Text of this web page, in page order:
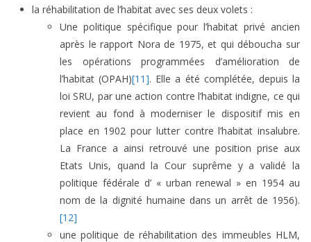
la réhabilitation de l’habitat avec ses deux volets :
Une politique spécifique pour l’habitat privé ancien
après le rapport Nora de 1975, et qui déboucha sur
les opérations programmées d’amélioration de
l’habitat (OPAH)[11]. Elle a été complétée, depuis la
loi SRU, par une action contre l’habitat indigne, ce qui
revient au fond à moderniser le dispositif mis en
place en 1902 pour lutter contre l’habitat insalubre.
La France a ainsi retrouvé une position prise aux
Etats Unis, quand la Cour suprême y a validé la
politique fédérale d’ « urban renewal » en 1954 au
nom de la dignité humaine dans un arrêt de 1956).
[12]
une politique de réhabilitation des immeubles HLM,